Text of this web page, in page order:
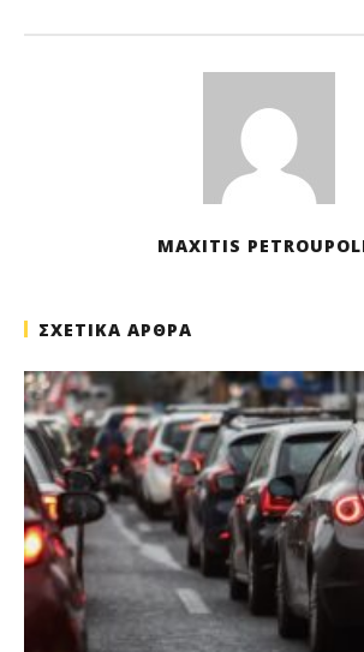
MAXITIS
ΣΧΕΤΙΚΑ ΑΡΘΡΑ